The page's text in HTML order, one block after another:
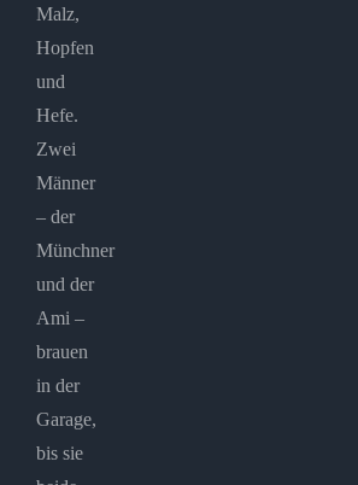
Malz,
Hopfen
und
Hefe.
Zwei
Männer
– der
Münchner
und der
Ami –
brauen
in der
Garage,
bis sie